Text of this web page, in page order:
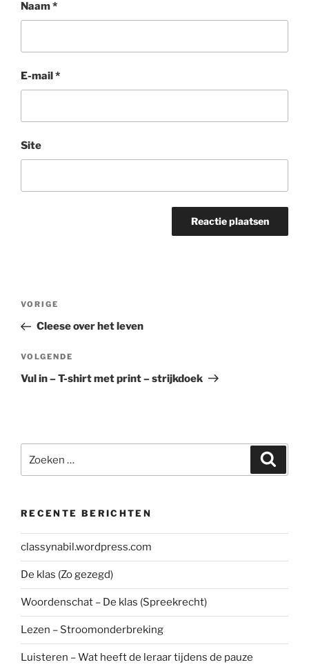
Naam*
E-mail*
Site
Bericht
Vorig
bericht
VORIGE
Cleese over het leven
Volgend
bericht
VOLGENDE
Vul in – T-shirt met print – strijkdoek
naar:
RECENTE BERICHTEN
classynabil.wordpress.com
De klas (Zo gezegd)
Woordenschat – De klas (Spreekrecht)
Lezen – Stroomonderbreking
Luisteren – Wat heeft de leraar tijdens de pauze